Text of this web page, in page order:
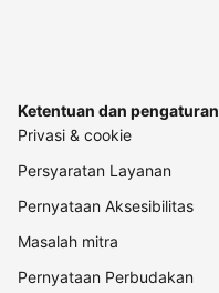
Ketentuan dan pengaturan
Privasi & cookie
Persyaratan Layanan
Pernyataan Aksesibilitas
Masalah mitra
Pernyataan Perbudakan